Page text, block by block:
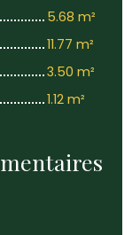
5.68 m²
11.77 m²
3.50 m²
1.12 m²